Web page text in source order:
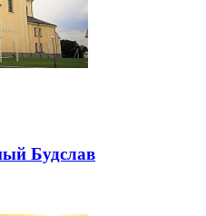
Будслав